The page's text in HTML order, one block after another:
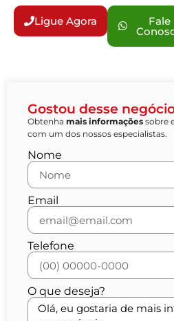
Ligue Agora Fale
Gostou desse
Obtenha mais informações sobre
com um dos nossos especialistas.
Nome
Email
Telefone
O que deseja?